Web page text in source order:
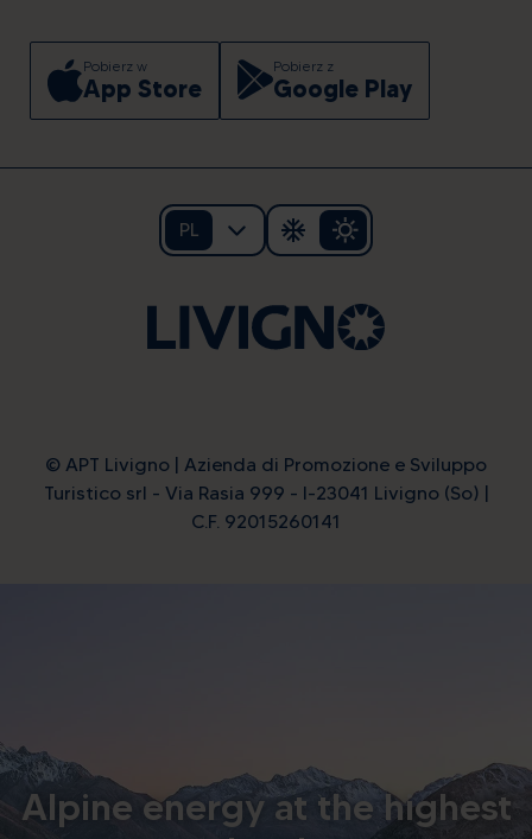
Pobierz w
App Store
Pobierz z
Google Play
PL
© APT Livigno | Azienda di Promozione e Sviluppo
Turistico srl - Via Rasia 999 - I-23041 Livigno (So) |
C.F. 92015260141
Alpine energy at the highest